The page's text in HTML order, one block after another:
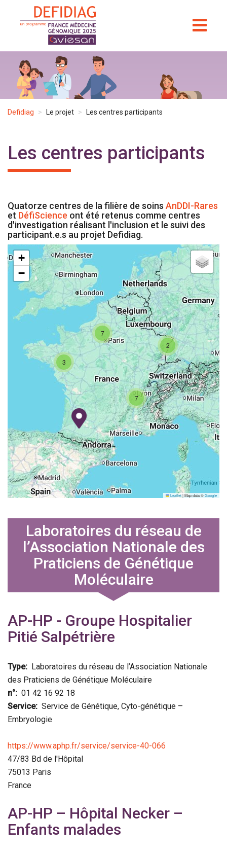
Defidiag Le projet Les centres participants
Les centres participants
Quatorze centres de la filière de soins AnDDI-Rares
et DéfiScience ont été retenus comme centres
d'investigation réalisant l'inclusion et le suivi des
participant.e.s au projet Defidiag.
7
3
2
7
+
−
Leaflet|Map data ©Google
Laboratoires du réseau de
l’Association Nationale des
Praticiens de Génétique
Moléculaire
AP-HP - Groupe Hospitalier
Pitié Salpétrière
Type
Laboratoires du réseau de l’Association Nationale
des Praticiens de Génétique Moléculaire
n°
01 42 16 92 18
Service
Service de Génétique, Cyto-génétique –
Embryologie
https://www.aphp.fr/service/service-40-066
47/83 Bd de l'Hôpital
75013 Paris
France
AP-HP – Hôpital Necker –
Enfants malades